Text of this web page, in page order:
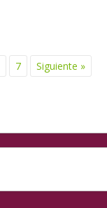
7 Siguiente »